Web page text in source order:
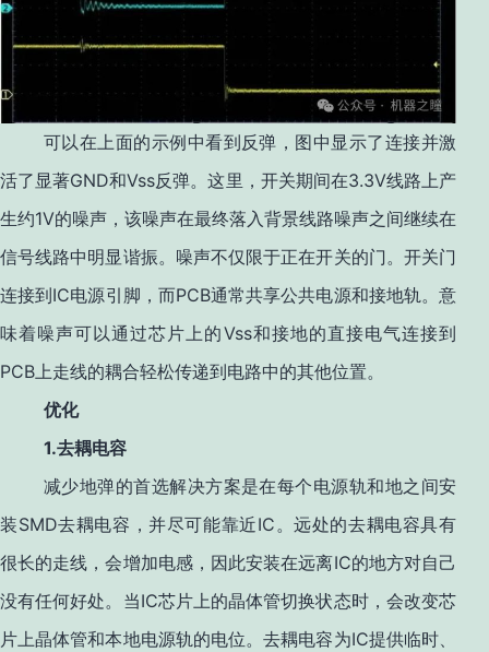
可以在上面的示例中看到反弹，图中显示了连接并激
活了显著GND和Vss反弹。这里，开关期间在3.3V线路上产
生约1V的噪声，该噪声在最终落入背景线路噪声之间继续在
信号线路中明显谐振。噪声不仅限于正在开关的门。开关门
连接到 IC电源引脚，而PCB通常共享公共电源和接地轨。意
味着噪声可以通过芯片上的Vss和接地的直接电气连接到
PCB 上走线的耦合轻松传递到电路中的其他位置。
优化
1.去耦电容
减少地弹的首选解决方案是在每个电源轨和地之间安
装SMD去耦电容，并尽可能靠近IC 。远处的去耦电容具有
很长的走线，会增加电感，因此安装在远离IC的地方对自己
没有任何好处。当IC芯片上的晶体管切换状态时，会改变芯
片上晶体管和本地电源轨的电位。去耦电容为IC提供临时、